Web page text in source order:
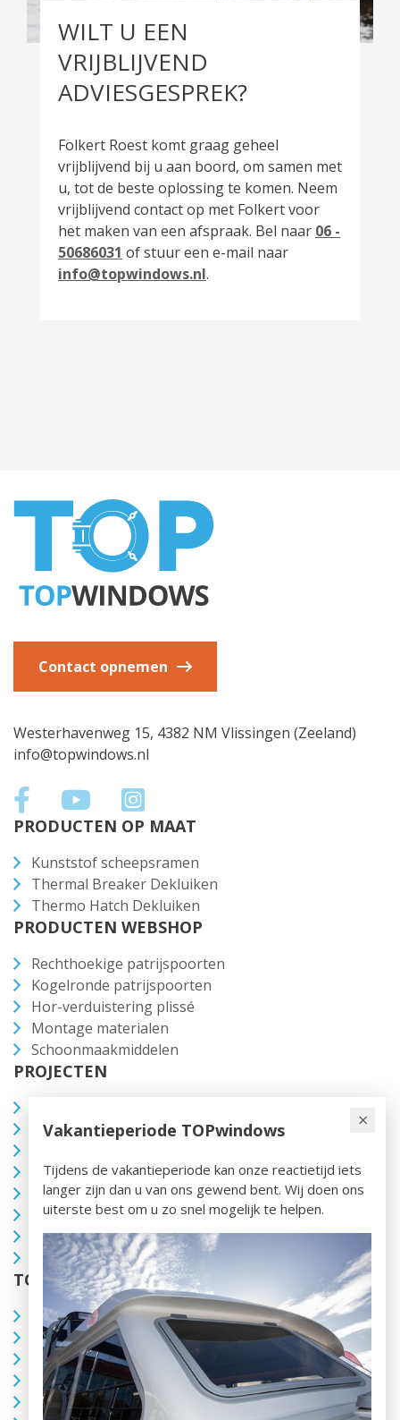
×
Vakantieperiode TOPwindows
Tijdens de vakantieperiode kan onze reactietijd iets
langer zijn dan u van ons gewend bent. Wij doen ons
uiterste best om u zo snel mogelijk te helpen.
WILT U EEN
VRIJBLIJVEND
ADVIESGESPREK?
Folkert Roest komt graag geheel
vrijblijvend bij u aan boord, om samen met
u, tot de beste oplossing te komen. Neem
vrijblijvend contact op met Folkert voor
het maken van een afspraak. Bel naar 06 -
50686031 of stuur een e-mail naar
info@topwindows.nl.
Contact opnemen
Westerhavenweg 15, 4382 NM Vlissingen (Zeeland)
info@topwindows.nl
PRODUCTEN OP MAAT
Kunststof scheepsramen
Thermal Breaker Dekluiken
Thermo Hatch Dekluiken
PRODUCTEN WEBSHOP
Rechthoekige patrijspoorten
Kogelronde patrijspoorten
Hor-verduistering plissé
Montage materialen
Schoonmaakmiddelen
PROJECTEN
Rondvaartboten Lovers
Funcraft
Brandsma Vlet
De Aquacraft 1500
Woonschip
Hotel boot, Noord Frankrijk
TOPWINDOWS
Contact
Onze werkwijze
Vacatures
Dealers
Blogs en nieuws